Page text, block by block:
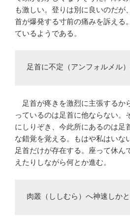
も激しい。登りは別に良いのだが
首が爆発する寸前の痛みを訴える
ているようである。
足首に不定（アンフォルメル
足首が疼きを激烈に主張するか
っているのは足首に他ならない。
にしりぞき、今此所にあるのは足
な錯覚を覚える。もはや私はいな
足首だけが存在する。座って休ん
えたりしながら何とか進む。
肉叢（ししむら）へ神速しか